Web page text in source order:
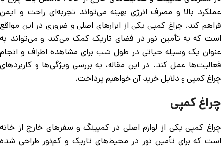
عملکرد بالا و مصرف انرژی بهینه می‌تواند تجربه‌ای راحت و ایمن
فراهم کند. چراغ کمپی یکی از ابزارهای اصلی و ضروری در این مواقع
است که به تأمین نور در فضای تاریک کمک می‌کند و می‌تواند به
عنوان یک وسیله حیاتی در طول شب برای مشاهده اطراف و انجام
فعالیت‌ها عمل کند. در این مقاله، به بررسی ویژگی‌ها و کاربردهای
چراغ کمپی و دلایل خرید آن خواهیم پرداخت.
چراغ کمپی
چراغ کمپی یکی از لوازم اصلی در کمپینگ و سفرهای خارج از خانه
است که برای تأمین نور در محیط‌های تاریک و کم‌نور طراحی شده